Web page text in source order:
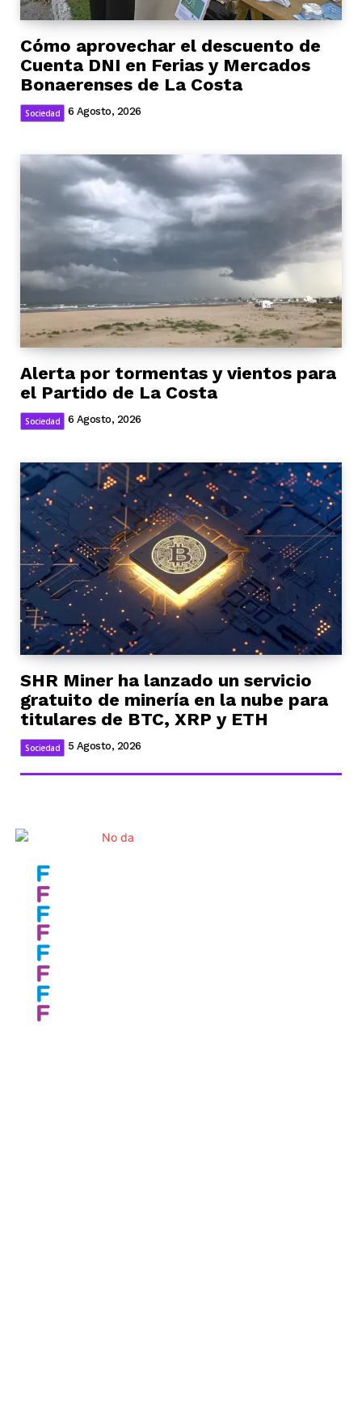
Cómo aprovechar el descuento de
Cuenta DNI en Ferias y Mercados
Bonaerenses de La Costa
Sociedad 6 Agosto, 2026
Alerta por tormentas y vientos para
el Partido de La Costa
Sociedad 6 Agosto, 2026
SHR Miner ha lanzado un servicio
gratuito de minería en la nube para
titulares de BTC, XRP y ETH
Sociedad 5 Agosto, 2026